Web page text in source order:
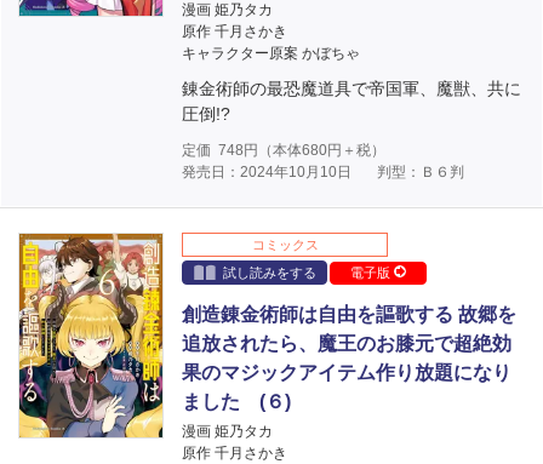
漫画 姫乃タカ
原作 千月さかき
キャラクター原案 かぼちゃ
錬金術師の最恐魔道具で帝国軍、魔獣、共に
圧倒!?
定価 748 円（本体680円＋税）
発売日：2024年10月10日
判型：Ｂ６判
コミックス
試し読みをする
電子版
創造錬金術師は自由を謳歌する 故郷を
追放されたら、魔王のお膝元で超絶効
果のマジックアイテム作り放題になり
ました (６)
漫画 姫乃タカ
原作 千月さかき